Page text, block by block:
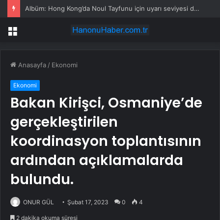
Albüm: Hong Kong’da Noul Tayfunu için uyarı seviyesi düşürüldü
Menü
Anasayfa / Ekonomi
Ekonomi
Bakan Kirişci, Osmaniye’de
gerçekleştirilen
koordinasyon toplantısının
ardından açıklamalarda
bulundu.
ONUR GÜL Şubat 17, 2023 0 4
2 dakika okuma süresi